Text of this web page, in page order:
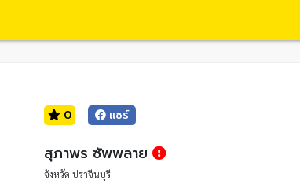
0 แชร์
สุภาพร ซัพพลาย
จังหวัด ปราจีนบุรี